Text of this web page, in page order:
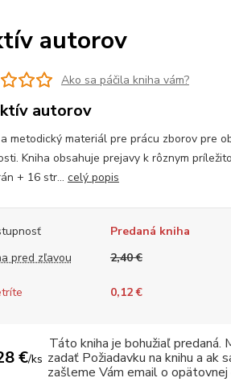
autorov
Ako sa páčila kniha vám?
autorov
metodický materiál pre prácu zborov pre
Kniha obsahuje prejavy k rôznym
+ 16 str... celý popis
Predaná kniha
pred zľavou
2,40 €
0,12 €
€/ks
Táto kniha je bohužiaľ predaná.
zadať Požiadavku na knihu a ak
zašleme Vám email o